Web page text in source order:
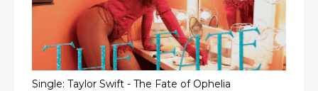
Single: Taylor Swift - The Fate of Ophelia